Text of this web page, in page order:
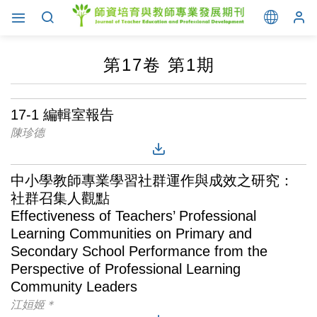
第17卷 第1期
17-1 編輯室報告
陳珍德
中小學教師專業學習社群運作與成效之研究：
社群召集人觀點
Effectiveness of Teachers’ Professional
Learning Communities on Primary and
Secondary School Performance from the
Perspective of Professional Learning
Community Leaders
江姮姬＊